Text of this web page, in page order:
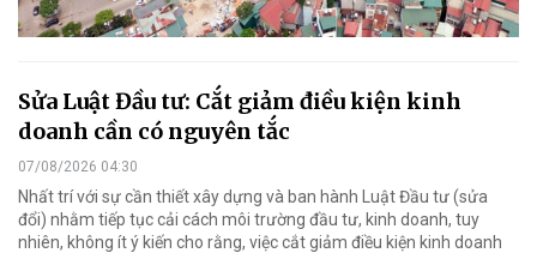
Sửa Luật Đầu tư: Cắt giảm điều kiện kinh
doanh cần có nguyên tắc
07/08/2026 04:30
Nhất trí với sự cần thiết xây dựng và ban hành Luật Đầu tư (sửa
đổi) nhằm tiếp tục cải cách môi trường đầu tư, kinh doanh, tuy
nhiên, không ít ý kiến cho rằng, việc cắt giảm điều kiện kinh doanh